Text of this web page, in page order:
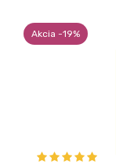
Akcia -19%